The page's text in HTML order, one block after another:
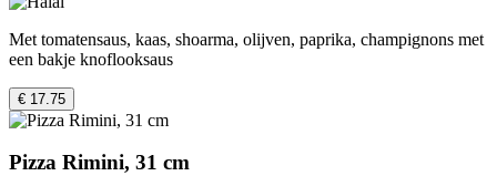
Met tomatensaus, kaas, shoarma, olijven, paprika, champignons met
een bakje knoflooksaus
€ 17.75
Pizza Rimini, 31 cm